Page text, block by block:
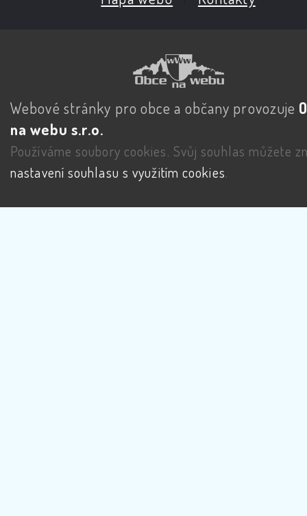
Webové stránky pro obce a občany provozuje
na webu s.r.o.
Používáme soubory cookies. Svůj souhlas můžete
nastavení souhlasu s využitím cookies.